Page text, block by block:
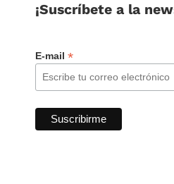
¡Suscríbete a la
E-mail *